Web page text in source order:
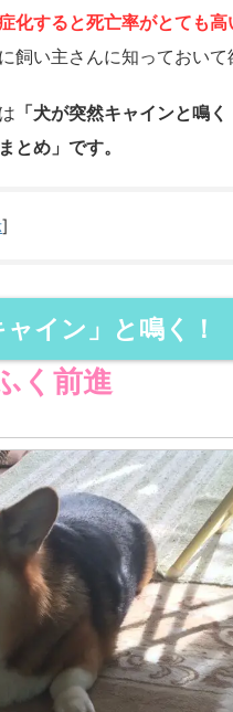
化すると死亡率がとても
飼い主さんに知っておい
「犬が突然キャインと鳴
とめ」です。
]
イン」と鳴く！
く前進